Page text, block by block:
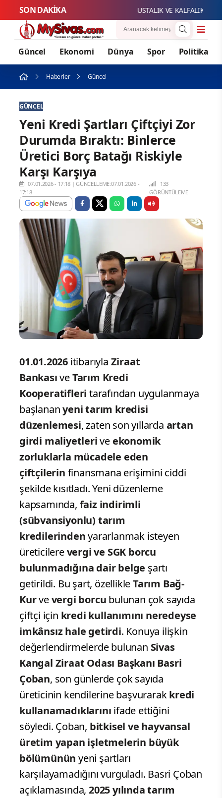
SON DAKİKA USTALIK VE KALFALIK SINAV
Güncel Ekonomi Dünya Spor Politika
Haberler Güncel
GÜNCEL
Yeni Kredi Şartları Çiftçiyi Zor
Durumda Bıraktı: Binlerce
Üretici Borç Batağı Riskiyle
Karşı Karşıya
07.01.2026 - 17:18 |GÜNCELLEME:07.01.2026 -
17:18
133
GÖRÜNTÜLEME
01.01.2026 itibarıyla Ziraat
BankasıveTarım Kredi
Kooperatifleri tarafından uygulanmaya
başlananyeni tarım kredisi
düzenlemesi, zaten son yıllarda artan
girdi maliyetlerive ekonomik
zorluklarla mücadele eden
çiftçilerin finansmana erişimini ciddi
şekilde kısıtladı. Yeni düzenleme
kapsamında, faiz indirimli
(sübvansiyonlu) tarım
kredilerindenyararlanmak isteyen
üreticilerevergi ve SGK borcu
bulunmadığına dair belge şartı
getirildi. Bu şart, özellikleTarım Bağ-
Kurvevergi borcu bulunan çok sayıda
çiftçi için kredi kullanımını neredeyse
imkânsız hale getirdi. Konuya ilişkin
değerlendirmelerde bulunan Sivas
Kangal Ziraat Odası Başkanı Basri
Çoban, son günlerde çok sayıda
üreticinin kendilerine başvurarakkredi
kullanamadıklarını ifade ettiğini
söyledi. Çoban, bitkisel ve hayvansal
üretim yapan işletmelerin büyük
bölümünün yeni şartları
karşılayamadığını vurguladı. Basri Çoban
açıklamasında,2025 yılında tarım